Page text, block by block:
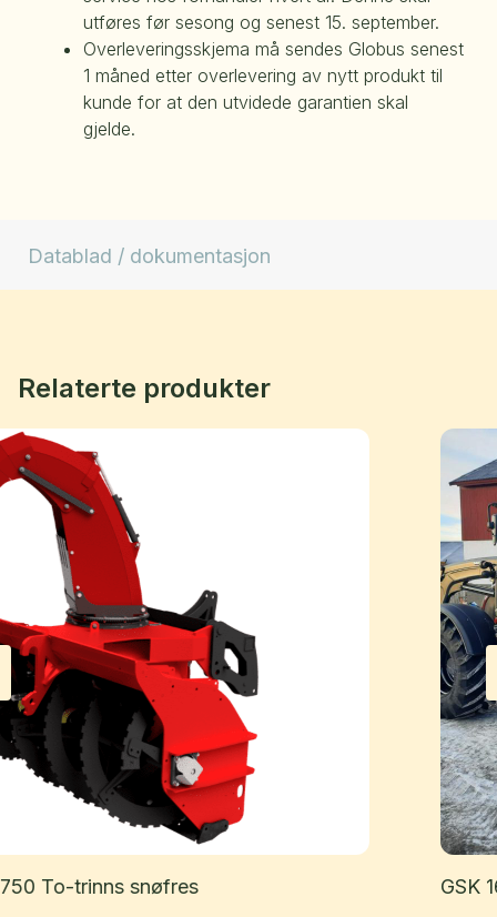
utføres før sesong og senest 15. september.
Overleveringsskjema må sendes Globus senest
1 måned etter overlevering av nytt produkt til
kunde for at den utvidede garantien skal
gjelde.
Datablad / dokumentasjon
Relaterte produkter
GSK 1600 Strøkasse